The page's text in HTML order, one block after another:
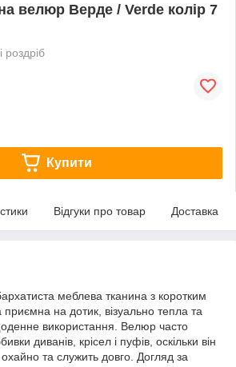
велюр Верде / Verde колір 7
роздріб
Купити
Відгуки про товар Доставка
меблева тканина з коротким
на дотик, візуально тепла та
використання. Велюр часто
диванів, крісел і пуфів, оскільки він
та служить довго. Догляд за